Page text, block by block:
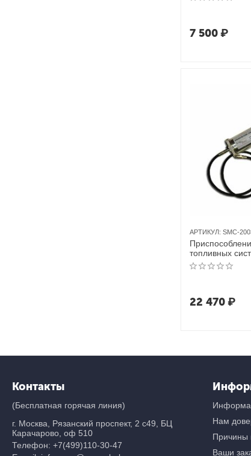
7 500₽
АРТИКУЛ: SMC-
топливных
ЮниСовСервис
22 470₽
Контакты
(Бесплатная горячая линия)
г. Москва, Рязанский проспект, 2 с49, БЦ
Карачарово, оф 510
Телефон: +7(499)110-30-47
Нам
Причины
Ваши